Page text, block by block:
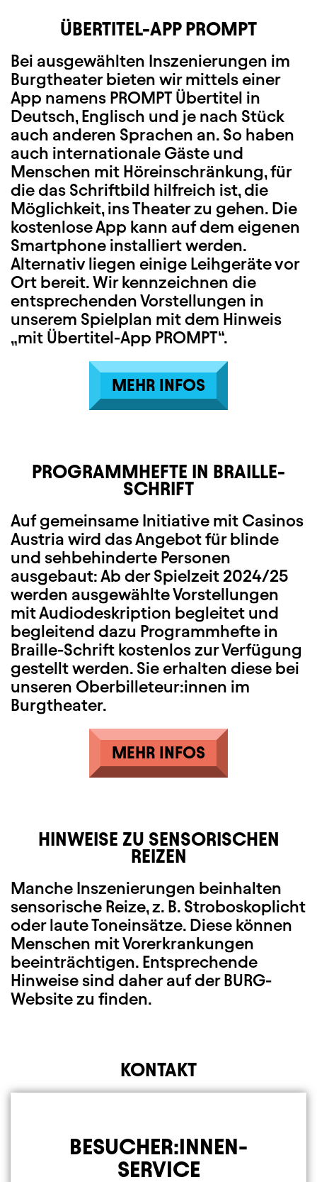
ÜBERTITEL-APP PROMPT
Bei ausgewählten Inszenierungen im
Burgtheater bieten wir mittels einer
App namens PROMPT Übertitel in
Deutsch, Englisch und je nach Stück
auch anderen Sprachen an. So haben
auch internationale Gäste und
Menschen mit Höreinschränkung, für
die das Schriftbild hilfreich ist, die
Möglichkeit, ins Theater zu gehen. Die
kostenlose App kann auf dem eigenen
Smartphone installiert werden.
Alternativ liegen einige Leihgeräte vor
Ort bereit. Wir kennzeichnen die
entsprechenden Vorstellungen in
unserem Spielplan mit dem Hinweis
„mit Übertitel-App PROMPT“.
MEHR INFOS
PROGRAMMHEFTE IN BRAILLE-
SCHRIFT
Auf gemeinsame Initiative mit Casinos
Austria wird das Angebot für blinde
und sehbehinderte Personen
ausgebaut: Ab der Spielzeit 2024/25
werden ausgewählte Vorstellungen
mit Audiodeskription begleitet und
begleitend dazu Programmhefte in
Braille-Schrift kostenlos zur Verfügung
gestellt werden. Sie erhalten diese bei
unseren Oberbilleteur:innen im
Burgtheater.
MEHR INFOS
HINWEISE ZU SENSORISCHEN
REIZEN
Manche Inszenierungen beinhalten
sensorische Reize, z. B. Stroboskoplicht
oder laute Toneinsätze. Diese können
Menschen mit Vorerkrankungen
beeinträchtigen. Entsprechende
Hinweise sind daher auf der BURG-
Website zu finden.
KONTAKT
BESUCHER:INNEN-
SERVICE